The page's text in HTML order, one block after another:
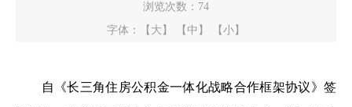
浏览次数： 74
字体：
【大】 【中】 【小】
自《长三角住房公积金一体化战略合作框架协议》签